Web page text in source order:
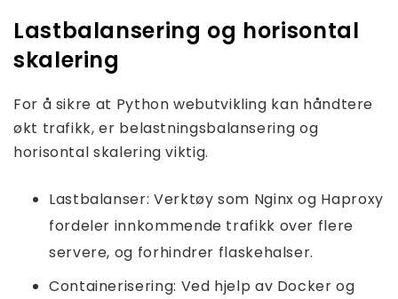
Lastbalansering og horisontal
skalering
For å sikre at Python webutvikling kan håndtere
økt trafikk, er belastningsbalansering og
horisontal skalering viktig.
Lastbalanser: Verktøy som Nginx og Haproxy
fordeler innkommende trafikk over flere
servere, og forhindrer flaskehalser.
Containerisering: Ved hjelp av Docker og